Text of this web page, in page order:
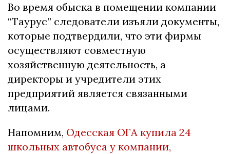
Во время обыска в помещении компании
“Таурус” следователи изъяли документы,
которые подтвердили, что эти фирмы
осуществляют совместную
хозяйственную деятельность, а
директоры и учредители этих
предприятий является связанными
лицами.
Напомним, Одесская ОГА купила 24
школьных автобуса у компании,